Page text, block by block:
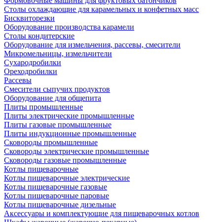
Столы охлаждающие для карамельных и конфетных масс
Бисквиторезки
Оборудование производства карамели
Столы кондитерские
Оборудование для измельчения, рассевы, смесители
Микромельницы, измельчители
Сухародробилки
Ореходробилки
Рассевы
Смесители сыпучих продуктов
Оборудование для общепита
Плиты промышленные
Плиты электрические промышленные
Плиты газовые промышленные
Плиты индукционные промышленные
Сковороды промышленные
Сковороды электрические промышленные
Сковороды газовые промышленные
Котлы пищеварочные
Котлы пищеварочные электрические
Котлы пищеварочные газовые
Котлы пищеварочные паровые
Котлы пищеварочные дизельные
Аксессуары и комплектующие для пищеварочных котлов